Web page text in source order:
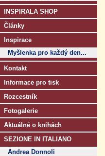
INSPIRALA SHOP
Články
Inspirace
Myšlenka pro každý den...
Kontakt
Informace pro tisk
Rozcestník
Fotogalerie
Aktuálně o knihách
SEZIONE IN ITALIANO
Andrea Donnoli